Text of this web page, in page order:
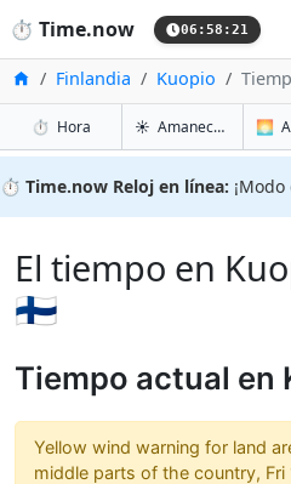
⏱️ Time.now 06:58:22
InicioFinlandia Kuopio
⏱️ Horaen Kuopio
☀️ Amanecer y atardecer 🌅
⏱️ Time.now Reloj en línea: ¡Modo
El tiempo en
🇫🇮
Tiempo actual en
Yellow wind warning for land
middle parts of the country, Fri